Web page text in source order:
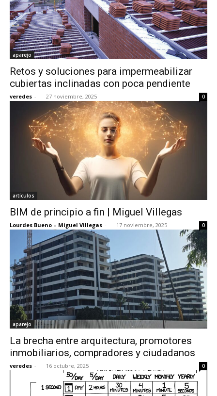
aparejo
Retos y soluciones para impermeabilizar
cubiertas inclinadas con poca pendiente
veredes - 27 noviembre, 2025 0
artículos
BIM de principio a fin | Miguel Villegas
Lourdes Bueno – Miguel Villegas - 17 noviembre, 2025 0
aparejo
La brecha entre arquitectura, promotores
inmobiliarios, compradores y ciudadanos
veredes - 16 octubre, 2025 0